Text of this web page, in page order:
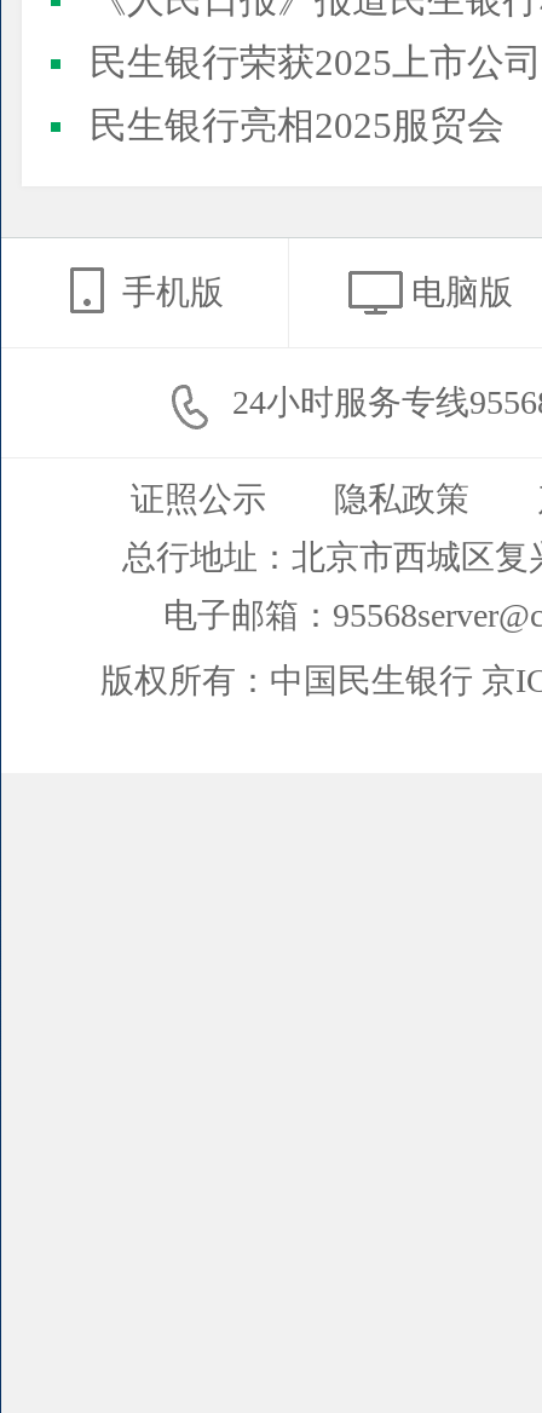
民生银行荣获2025上市公司董事会最佳实践案例、上市公
民生银行亮相2025服贸会
手机版 电脑版
24小时服务专线
证照公示 隐私政策
总行地址：北京市西城区复
电子邮箱：
版权所有：中国民生银行 京